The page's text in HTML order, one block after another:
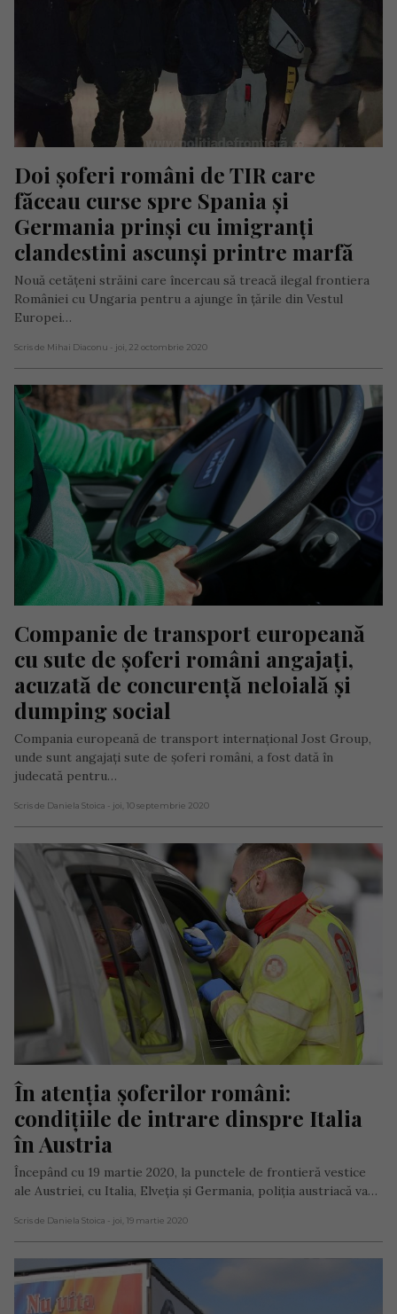
Doi șoferi români de TIR care
făceau curse spre Spania și
Germania prinși cu imigranți
clandestini ascunși printre marfă
Nouă cetățeni străini care încercau să treacă ilegal frontiera
României cu Ungaria pentru a ajunge în țările din Vestul
Europei…
Scris de Mihai Diaconu - joi, 22 octombrie 2020
Companie de transport europeană
cu sute de șoferi români angajați,
acuzată de concurență neloială și
dumping social
Compania europeană de transport internațional Jost Group,
unde sunt angajați sute de șoferi români, a fost dată în
judecată pentru…
Scris de Daniela Stoica - joi, 10 septembrie 2020
În atenția șoferilor români:
condițiile de intrare dinspre Italia
în Austria
Începând cu 19 martie 2020, la punctele de frontieră vestice
ale Austriei, cu Italia, Elveția și Germania, poliția austriacă va…
Scris de Daniela Stoica - joi, 19 martie 2020